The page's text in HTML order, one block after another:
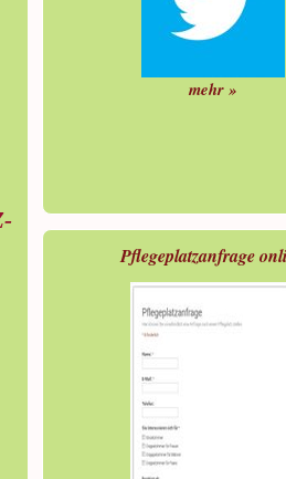
mehr »
Pflegeplatzanfrage